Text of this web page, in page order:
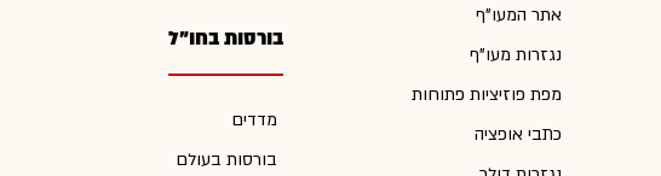
אתר המעו"ף
נגזרות מעו"ף
מפת פוזיציות פתוחות
כתבי אופציה
בורסות בחו"ל
מדדים
בורסות בעולם